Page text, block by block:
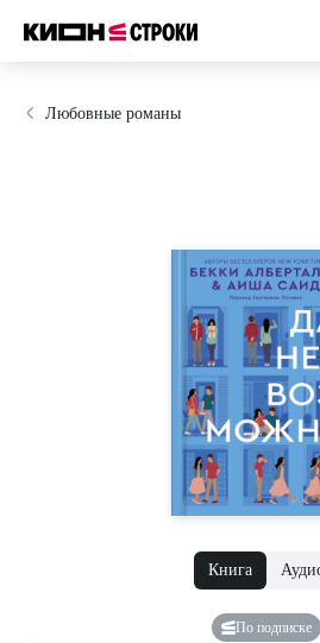
Любовные романы
Книга
По подписке